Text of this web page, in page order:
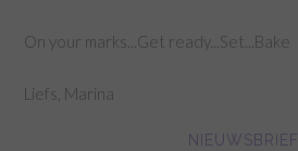
On your marks...Get ready...Set...Bake
Liefs, Marina
NIEUWSBRIEF